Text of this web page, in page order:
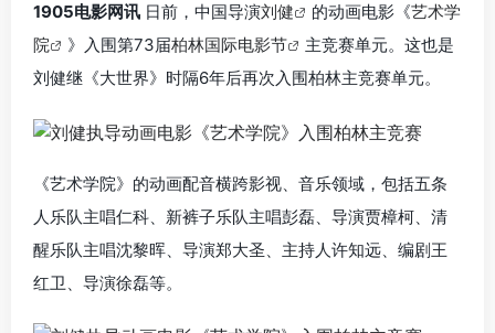
1905电影网讯 日前，中国导演刘健 的动画电影《艺术学
院
》入围第73届柏林国际电影节
主竞赛单元。这也是
刘健继《大世界》时隔6年后再次入围柏林主竞赛单元。
《艺术学院》的动画配音横跨影视、音乐领域，包括五条
人乐队主唱仁科 、新裤子乐队主唱彭磊 、导演贾樟柯 、清
醒乐队主唱沈黎晖 、导演郑大圣 、主持人许知远 、编剧王
红卫
、导演徐磊等。